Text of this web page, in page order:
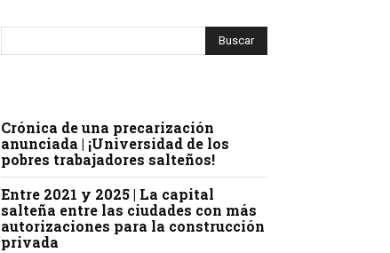
Crónica de una precarización
anunciada | ¡Universidad de los
pobres trabajadores salteños!
Entre 2021 y 2025 | La capital
salteña entre las ciudades con más
autorizaciones para la construcción
privada